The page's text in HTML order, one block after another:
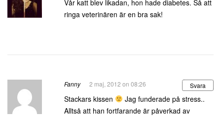
Vår katt blev likadan, hon hade diabetes. Så att
ringa veterinären är en bra sak!
Fanny 2 maj, 2012 on 08:26 Svara
Stackars kissen
Jag funderade på stress..
Alltså att han fortfarande är påverkad av